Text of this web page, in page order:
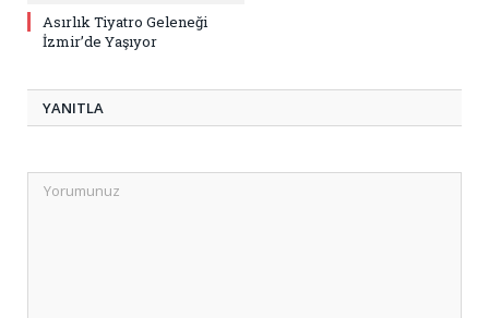
Asırlık Tiyatro Geleneği
İzmir’de Yaşıyor
YANITLA